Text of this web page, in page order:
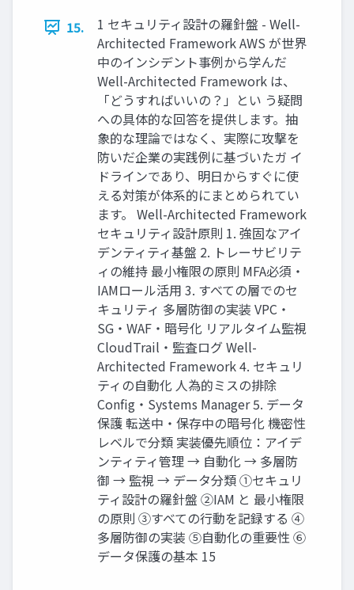
15.
1 セキュリティ設計の羅針盤 - Well-
Architected Framework AWS が世界
中のインシデント事例から学んだ
Well-Architected Framework は、
「どうすればいいの？」とい う疑問
への具体的な回答を提供します。抽
象的な理論ではなく、実際に攻撃を
防いだ企業の実践例に基づいたガ イ
ドラインであり、明日からすぐに使
える対策が体系的にまとめられてい
ます。 Well-Architected Framework
セキュリティ設計原則 1. 強固なアイ
デンティティ基盤 2. トレーサビリテ
ィの維持 最⼩権限の原則 MFA必須・
IAMロール活⽤ 3. すべての層でのセ
キュリティ 多層防御の実装 VPC・
SG・WAF・暗号化 リアルタイム監視
CloudTrail・監査ログ Well-
Architected Framework 4. セキュリ
ティの⾃動化 ⼈為的ミスの排除
Conﬁg・Systems Manager 5. データ
保護 転送中・保存中の暗号化 機密性
レベルで分類 実装優先順位：アイデ
ンティティ管理 → ⾃動化 → 多層防
御 → 監視 → データ分類 ①セキュリ
ティ設計の羅針盤 ②IAM と 最小権限
の原則 ③すべての行動を記録する ④
多層防御の実装 ⑤自動化の重要性 ⑥
データ保護の基本 15